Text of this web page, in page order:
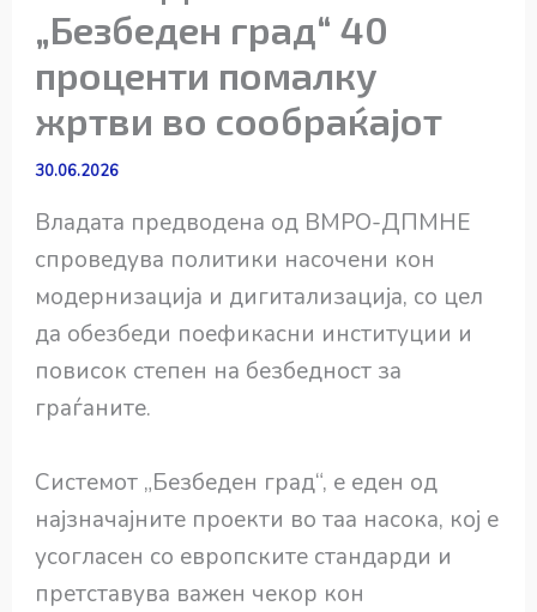
„Безбеден град“ 40
проценти помалку
жртви во сообраќајот
30.06.2026
Владата предводена од ВМРО-ДПМНЕ
спроведува политики насочени кон
модернизација и дигитализација, со цел
да обезбеди поефикасни институции и
повисок степен на безбедност за
граѓаните.
Системот „Безбеден град“, е еден од
најзначајните проекти во таа насока, кој е
усогласен со европските стандарди и
претставува важен чекор кон